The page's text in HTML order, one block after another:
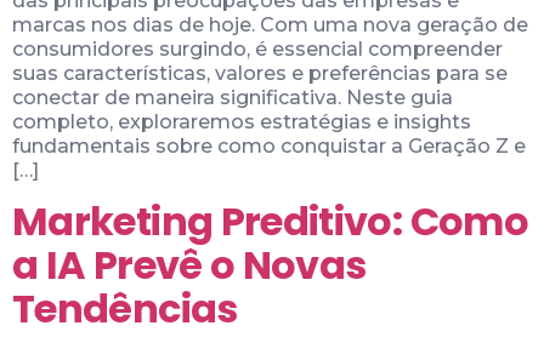
marcas nos dias de hoje. Com uma nova geração de
consumidores surgindo, é essencial compreender
suas características, valores e preferências para se
conectar de maneira significativa. Neste guia
completo, exploraremos estratégias e insights
fundamentais sobre como conquistar a Geração Z e
[…]
Marketing Preditivo: Como
a IA Prevê o Novas
Tendências